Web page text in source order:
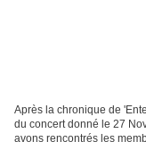
Après la chronique de
du concert donné le 27
avons rencontrés les